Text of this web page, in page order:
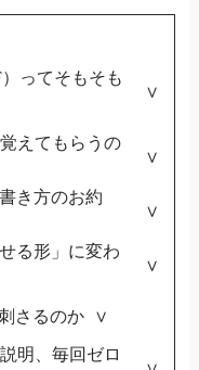
）ってそもそも
えてもらうの
き方のお約
る形」に変わ
さるのか
明、毎回ゼロ